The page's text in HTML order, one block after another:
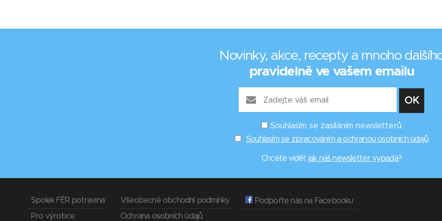
Novinky, akce, recepty a mnoho
pravidelně ve vašem emailu
Souhlasím se zasíláním newsletterů
Souhlasím se zpracováním a ochranou osobních údajů
Chcete vidět jak náš newsletter vypadá?
Spolek FÉR potravina
Pro výrobce
Všeobecné obchodní podmínky
Ochrana osobních údajů
Podpořte nás na Facebooku